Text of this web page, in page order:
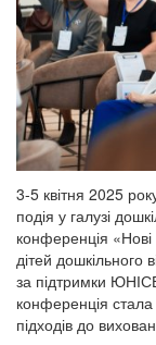
3-5 квітня 2025
подія у галузі
конференція «Нові
дітей дошкільного
за підтримки
конференція
підходів до